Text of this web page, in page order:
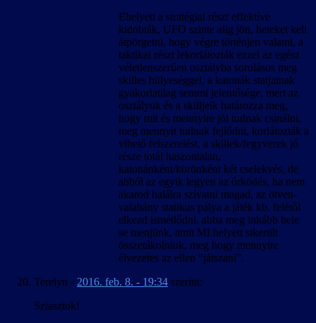
Ehelyett a stratégiai részt effektíve
kidobták, UFO szinte alig jön, heteket kell
átpörgetni, hogy végre történjen valami, a
taktikai részt lekorlátozták ezzel az egész
véletlenszerűen osztályba sorolásos meg
skilles hülyeséggel, a katonák statjainak
gyakorlatilag semmi jelentősége, mert az
osztályuk és a skilljeik határozza meg,
hogy mit és mennyire jól tudnak csinálni,
meg mennyit tudnak fejlődni, korlátozták a
vihető felszerelést, a skillek/fegyverek jó
része totál haszontalan,
katonánként/körönként két cselekvés, de
abból az egyik legyen az őrködés, ha nem
akarod halálra szívatni magad, az ötven-
valahány statikus pálya a játék kb. felétől
elkezd ismétlődni, abba meg inkább bele
se menjünk, amit MI helyett sikerült
összetákolniuk, meg hogy mennyire
élvezetes az ellen “játszani”.
Terelyn - 2016. feb. 8. - 19:34 szerint:
Sziasztok!